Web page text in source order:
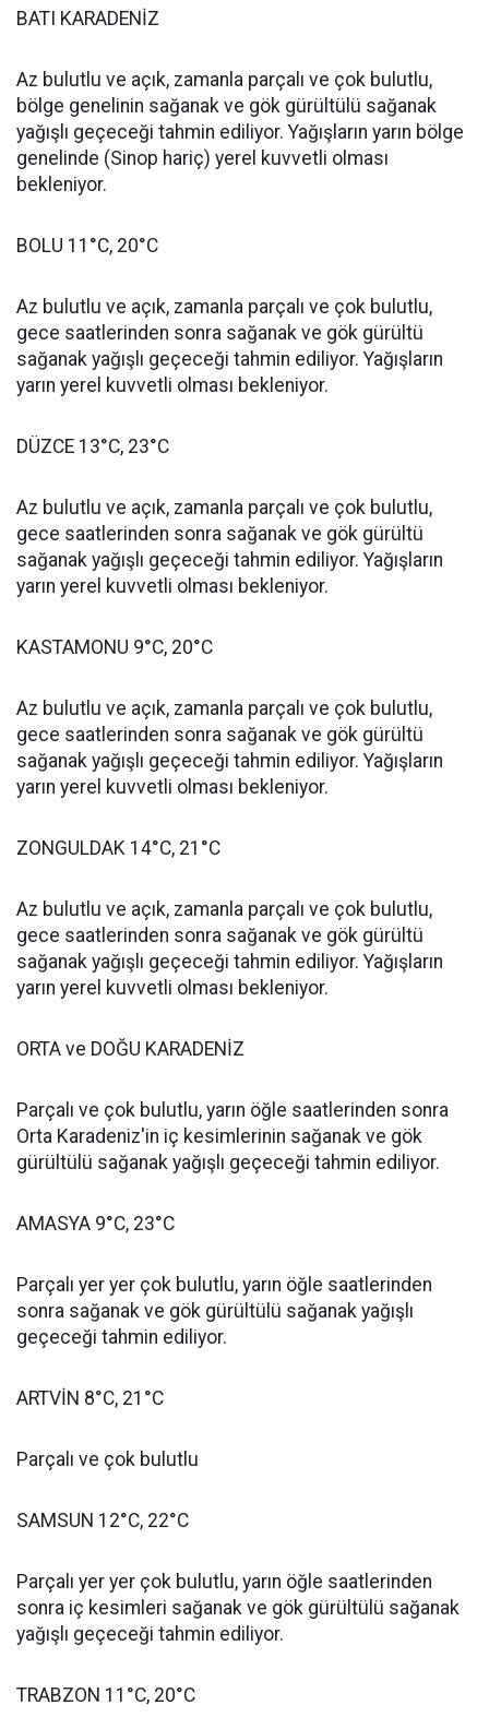
BATI KARADENİZ
Az bulutlu ve açık, zamanla parçalı ve çok bulutlu,
bölge genelinin sağanak ve gök gürültülü sağanak
yağışlı geçeceği tahmin ediliyor. Yağışların yarın bölge
genelinde (Sinop hariç) yerel kuvvetli olması
bekleniyor.
BOLU 11°C, 20°C
Az bulutlu ve açık, zamanla parçalı ve çok bulutlu,
gece saatlerinden sonra sağanak ve gök gürültü
sağanak yağışlı geçeceği tahmin ediliyor. Yağışların
yarın yerel kuvvetli olması bekleniyor.
DÜZCE 13°C, 23°C
Az bulutlu ve açık, zamanla parçalı ve çok bulutlu,
gece saatlerinden sonra sağanak ve gök gürültü
sağanak yağışlı geçeceği tahmin ediliyor. Yağışların
yarın yerel kuvvetli olması bekleniyor.
KASTAMONU 9°C, 20°C
Az bulutlu ve açık, zamanla parçalı ve çok bulutlu,
gece saatlerinden sonra sağanak ve gök gürültü
sağanak yağışlı geçeceği tahmin ediliyor. Yağışların
yarın yerel kuvvetli olması bekleniyor.
ZONGULDAK 14°C, 21°C
Az bulutlu ve açık, zamanla parçalı ve çok bulutlu,
gece saatlerinden sonra sağanak ve gök gürültü
sağanak yağışlı geçeceği tahmin ediliyor. Yağışların
yarın yerel kuvvetli olması bekleniyor.
ORTA ve DOĞU KARADENİZ
Parçalı ve çok bulutlu, yarın öğle saatlerinden sonra
Orta Karadeniz'in iç kesimlerinin sağanak ve gök
gürültülü sağanak yağışlı geçeceği tahmin ediliyor.
AMASYA 9°C, 23°C
Parçalı yer yer çok bulutlu, yarın öğle saatlerinden
sonra sağanak ve gök gürültülü sağanak yağışlı
geçeceği tahmin ediliyor.
ARTVİN 8°C, 21°C
Parçalı ve çok bulutlu
SAMSUN 12°C, 22°C
Parçalı yer yer çok bulutlu, yarın öğle saatlerinden
sonra iç kesimleri sağanak ve gök gürültülü sağanak
yağışlı geçeceği tahmin ediliyor.
TRABZON 11°C, 20°C